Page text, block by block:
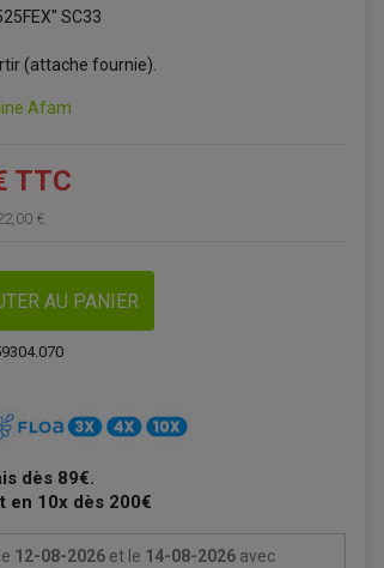
SC33
(attache fournie).
Afam
TTC
€
AU PANIER
dès 89€.
en 10x dès 200€
12-08-2026 et le 14-08-2026 avec